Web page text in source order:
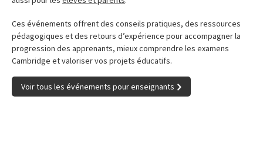
Ces événements offrent des conseils pratiques, des ressources
pédagogiques et des retours d’expérience pour accompagner la
progression des apprenants, mieux comprendre les examens
Cambridge et valoriser vos projets éducatifs.
Voir tous les événements pour enseignants